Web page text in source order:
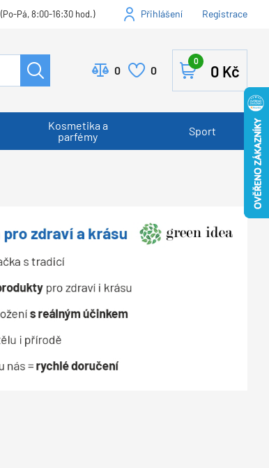
(Po-Pá, 8:00-16:30 hod.) Přihlášení Registrace
0 0 0 Kč
0
Kosmetika a
parfémy
Sport